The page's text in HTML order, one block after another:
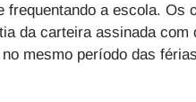
a escola. Os
da carteira assinada
mesmo período das